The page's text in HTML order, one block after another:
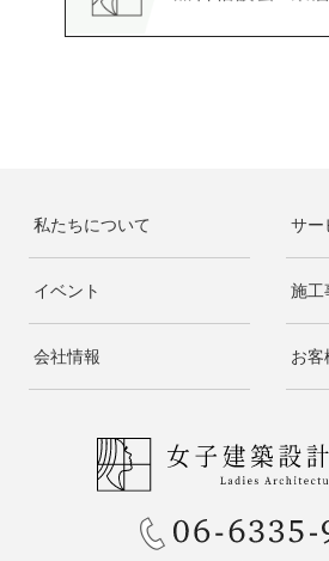
私たちについて サー
イベント 施工
会社情報 お客